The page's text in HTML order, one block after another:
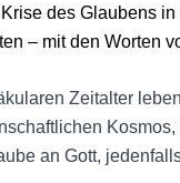
des Glaubens
– mit den Worten
Zeitalter
an Gott,